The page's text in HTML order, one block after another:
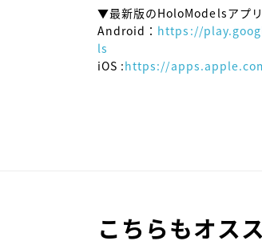
▼最新版のHoloModelsアプ
Android： https://
ls
iOS :https://
こちらもオス